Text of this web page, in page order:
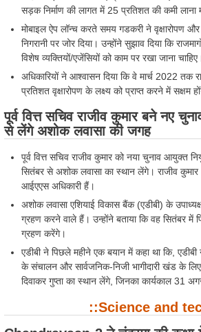
सड़क निर्माण की लागत में 25 प्रतिशत की कमी लाना
मोबाइल ऐप लॉन्च करते समय गडकरी ने वृक्षारोपण
निगरानी पर जोर दिया। उन्होंने सुझाव दिया कि
विशेष व्यक्तियों/एजेंसियों को काम पर रखा जाना
अधिकारियों ने आश्वासन दिया कि वे मार्च 2022 तक
प्रतिशत वृक्षारोपण के लक्ष्य को प्राप्त करने में सक्षम
पूर्व वित्त सचिव राजीव कुमार बने नए
से लेंगे अशोक लवासा की जगह
पूर्व वित्त सचिव राजीव कुमार को नया चुनाव आयुक्त
सितंबर से अशोक लवासा का स्थान लेंगे। राजीव
आईएएस अधिकारी हैं।
अशोक लवासा एशियाई विकास बैंक (एडीबी) के
ग्रहण करने वाले हैं। उन्होंने बताया कि वह सितंबर में
ग्रहण करेंगे।
एडीबी ने पिछले महीने एक बयान में कहा था कि,
के संचालन और सार्वजनिक-निजी भागीदारी खंड के
दिवाकर गुप्ता का स्थान लेंगे, जिनका कार्यकाल 31
::Science and